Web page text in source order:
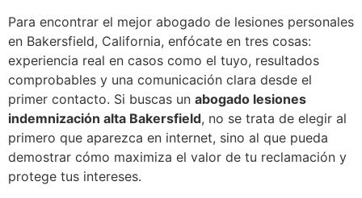
Para encontrar el mejor abogado de lesiones personales
en Bakersfield, California, enfócate en tres cosas:
experiencia real en casos como el tuyo, resultados
comprobables y una comunicación clara desde el
primer contacto. Si buscas un abogado lesiones
indemnización alta Bakersfield, no se trata de elegir al
primero que aparezca en internet, sino al que pueda
demostrar cómo maximiza el valor de tu reclamación y
protege tus intereses.